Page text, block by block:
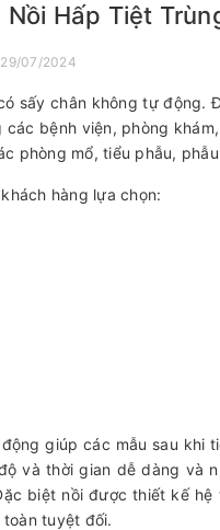
Hấp Tiệt
29/07/2024
sấy chân không tự động.
bệnh viện, phòng
phòng mổ, tiểu phẫu,
hàng lựa chọn:
giúp các mẫu sau khi
và thời gian dễ dàng và
biệt nồi được thiết kế
tuyệt đối.